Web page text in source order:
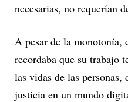
necesarias, no requerían
A pesar de la monotonía,
recordaba que su trabajo
las vidas de las personas,
justicia en un mundo